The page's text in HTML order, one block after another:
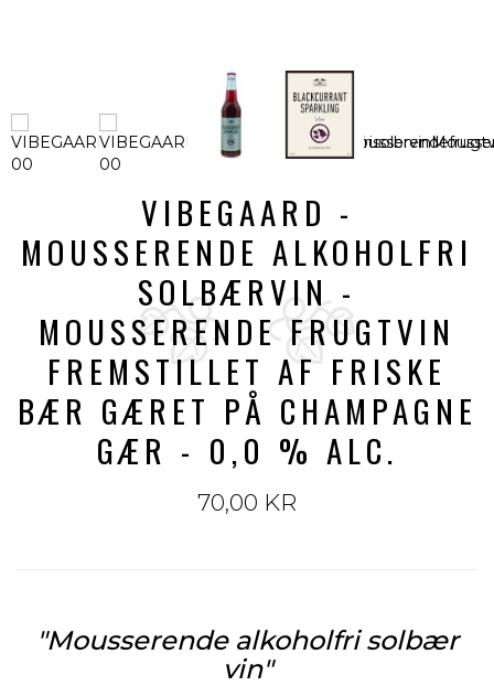
VIBEGAARD -
MOUSSERENDE ALKOHOLFRI
SOLBÆRVIN -
MOUSSERENDE FRUGTVIN
FREMSTILLET AF FRISKE
BÆR GÆRET PÅ CHAMPAGNE
GÆR - 0,0 % ALC.
70,00 KR
"Mousserende alkoholfri solbær
vin"